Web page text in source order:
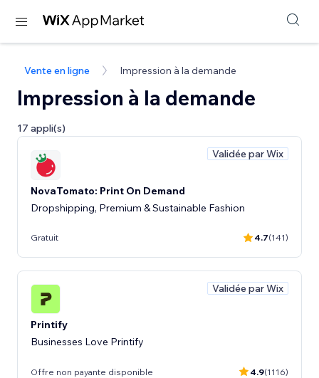
Vente en ligne Impression à la demande
Impression à la demande
17 appli(s)
Validée par Wix
NovaTomato: Print On Demand
Dropshipping, Premium & Sustainable Fashion
Gratuit 4.7(141)
Validée par Wix
Printify
Businesses Love Printify
Offre non payante disponible 4.9(1116)